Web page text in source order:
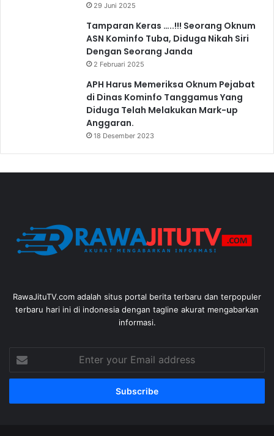
29 Juni 2025
Tamparan Keras …..!!! Seorang Oknum
ASN Kominfo Tuba, Diduga Nikah Siri
Dengan Seorang Janda
2 Februari 2025
APH Harus Memeriksa Oknum Pejabat
di Dinas Kominfo Tanggamus Yang
Diduga Telah Melakukan Mark-up
Anggaran.
18 Desember 2023
RawaJituTV.com adalah situs portal berita terbaru dan terpopuler
terbaru hari ini di indonesia dengan tagline akurat mengabarkan
informasi.
your
Email